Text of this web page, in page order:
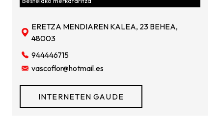
ERETZA MENDIAREN KALEA, 23 BEHEA,
48003
944446715
vascoflor@hotmail.es
INTERNETEN GAUDE